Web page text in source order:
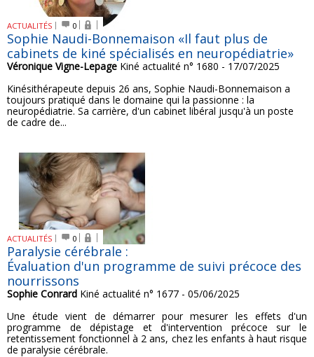
ACTUALITÉS 0
Sophie Naudi-Bonnemaison «Il faut plus de
cabinets de kiné spécialisés en neuropédiatrie»
Véronique Vigne-Lepage Kiné actualité n° 1680 - 17/07/2025
Kinésithérapeute depuis 26 ans, Sophie Naudi-Bonnemaison a
toujours pratiqué dans le domaine qui la passionne : la
neuropédiatrie. Sa carrière, d'un cabinet libéral jusqu'à un poste
de cadre de...
ACTUALITÉS 0
Paralysie cérébrale :
Évaluation d'un programme de suivi précoce des
nourrissons
Sophie Conrard Kiné actualité n° 1677 - 05/06/2025
Une étude vient de démarrer pour mesurer les effets d'un
programme de dépistage et d'intervention précoce sur le
retentissement fonctionnel à 2 ans, chez les enfants à haut risque
de paralysie cérébrale.